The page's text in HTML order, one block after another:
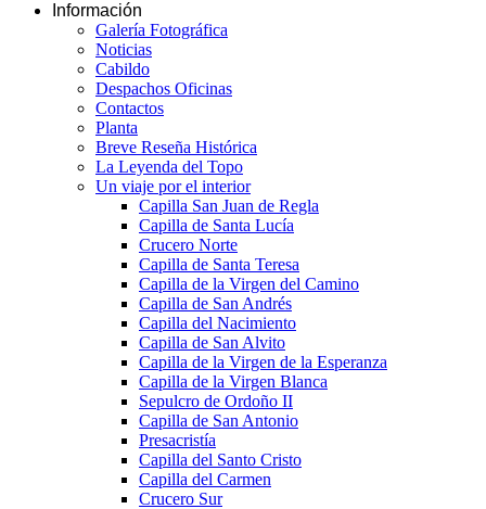
Información
Galería Fotográfica
Noticias
Cabildo
Despachos Oficinas
Contactos
Planta
Breve Reseña Histórica
La Leyenda del Topo
Un viaje por el interior
Capilla San Juan de Regla
Capilla de Santa Lucía
Crucero Norte
Capilla de Santa Teresa
Capilla de la Virgen del Camino
Capilla de San Andrés
Capilla del Nacimiento
Capilla de San Alvito
Capilla de la Virgen de la Esperanza
Capilla de la Virgen Blanca
Sepulcro de Ordoño II
Capilla de San Antonio
Presacristía
Capilla del Santo Cristo
Capilla del Carmen
Crucero Sur